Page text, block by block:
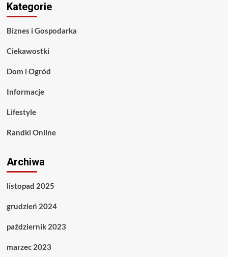
Kategorie
Biznes i Gospodarka
Ciekawostki
Dom i Ogród
Informacje
Lifestyle
Randki Online
Archiwa
listopad 2025
grudzień 2024
październik 2023
marzec 2023